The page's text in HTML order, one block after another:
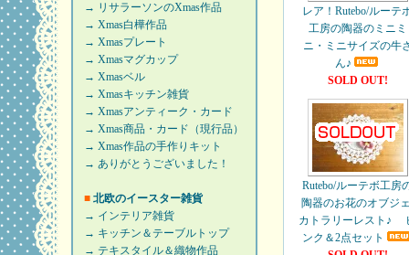
→ リサラーソンのXmas作品
→ Xmas白樺作品
→ Xmasプレート
→ Xmasマグカップ
→ Xmasベル
→ Xmasキッチン雑貨
→ Xmasアンティーク・カード
→ Xmas商品・カード（現行品）
→ Xmas作品の手作りキット
→ ありがとうございました！
■ 北欧のイースター雑貨
→ インテリア雑貨
→ キッチン＆テーブルトップ
→ テキスタイル＆織物作品
レア！Rutebo/ルーテ
工房の陶器のミニミ
ニ・ミニサイズの牛
ん♪
SOLD OUT!
Rutebo/ルーテボ工房
陶器のお花のオブジ
カトラリーレスト♪
ンク＆2点セット